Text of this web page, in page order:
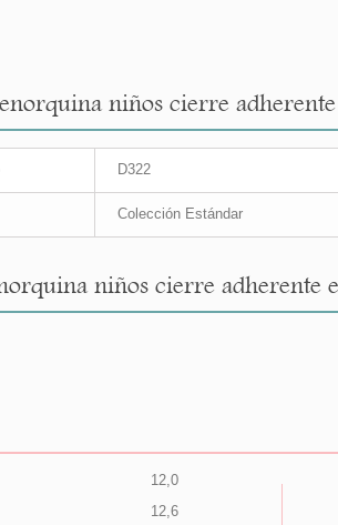
niños cierre
D322
Colección Estándar
niños cierre adherente
12,0
12,6